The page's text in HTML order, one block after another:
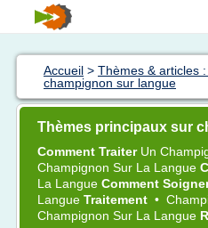
Accueil > Thèmes & articles
champignon sur langue
Thèmes principaux sur
Comment Traiter Un
Champignon Sur La Langue
La Langue Comment
Langue Traitement •
Champignon Sur La Langue